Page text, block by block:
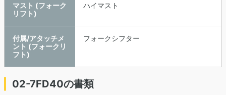
マスト (フォーク
リフト)
ハイマスト
付属/アタッチメ
ント (フォークリ
フト)
フォークシフター
02-7FD40の書類